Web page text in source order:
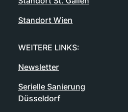
Standort Wien
WEITERE LINKS:
Newsletter
Serielle Sanierung
Düsseldorf